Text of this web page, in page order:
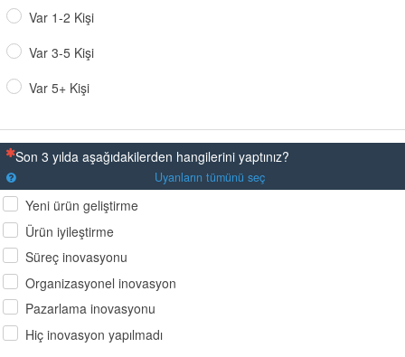
Var 1-2 Kişi
Var 3-5 Kişi
Var 5+ Kişi
(Bu sorunun yanıtlanması zorunludur)
Son 3 yılda aşağıdakilerden hangilerini yaptınız?
Uyanların tümünü seç
Yeni ürün geliştirme
Ürün iyileştirme
Süreç inovasyonu
Organizasyonel inovasyon
Pazarlama inovasyonu
Hiç inovasyon yapılmadı